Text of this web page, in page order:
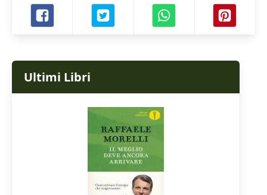
Ultimi Libri